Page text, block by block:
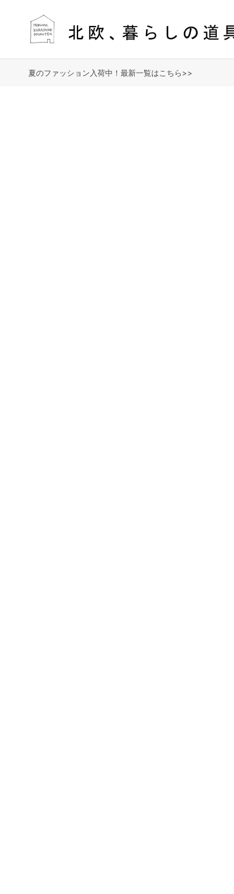
夏のファッション入荷中！最新一覧はこちら>>